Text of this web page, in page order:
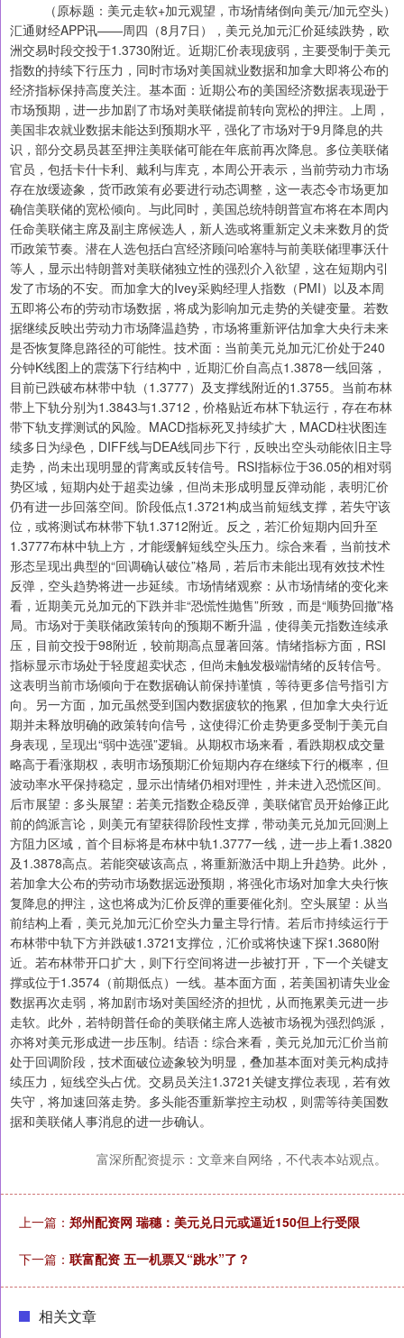
（原标题：美元走软+加元观望，市场情绪倒向美元/加元空头）
汇通财经APP讯——周四（8月7日），美元兑加元汇价延续跌势，欧
洲交易时段交投于1.3730附近。近期汇价表现疲弱，主要受制于美元
指数的持续下行压力，同时市场对美国就业数据和加拿大即将公布的
经济指标保持高度关注。基本面：近期公布的美国经济数据表现逊于
市场预期，进一步加剧了市场对美联储提前转向宽松的押注。上周，
美国非农就业数据未能达到预期水平，强化了市场对于9月降息的共
识，部分交易员甚至押注美联储可能在年底前再次降息。多位美联储
官员，包括卡什卡利、戴利与库克，本周公开表示，当前劳动力市场
存在放缓迹象，货币政策有必要进行动态调整，这一表态令市场更加
确信美联储的宽松倾向。与此同时，美国总统特朗普宣布将在本周内
任命美联储主席及副主席候选人，新人选或将重新定义未来数月的货
币政策节奏。潜在人选包括白宫经济顾问哈塞特与前美联储理事沃什
等人，显示出特朗普对美联储独立性的强烈介入欲望，这在短期内引
发了市场的不安。而加拿大的Ivey采购经理人指数（PMI）以及本周
五即将公布的劳动市场数据，将成为影响加元走势的关键变量。若数
据继续反映出劳动力市场降温趋势，市场将重新评估加拿大央行未来
是否恢复降息路径的可能性。技术面：当前美元兑加元汇价处于240
分钟K线图上的震荡下行结构中，近期汇价自高点1.3878一线回落，
目前已跌破布林带中轨（1.3777）及支撑线附近的1.3755。当前布林
带上下轨分别为1.3843与1.3712，价格贴近布林下轨运行，存在布林
带下轨支撑测试的风险。MACD指标死叉持续扩大，MACD柱状图连
续多日为绿色，DIFF线与DEA线同步下行，反映出空头动能依旧主导
走势，尚未出现明显的背离或反转信号。RSI指标位于36.05的相对弱
势区域，短期内处于超卖边缘，但尚未形成明显反弹动能，表明汇价
仍有进一步回落空间。阶段低点1.3721构成当前短线支撑，若失守该
位，或将测试布林带下轨1.3712附近。反之，若汇价短期内回升至
1.3777布林中轨上方，才能缓解短线空头压力。综合来看，当前技术
形态呈现出典型的“回调确认破位”格局，若后市未能出现有效技术性
反弹，空头趋势将进一步延续。市场情绪观察：从市场情绪的变化来
看，近期美元兑加元的下跌并非“恐慌性抛售”所致，而是“顺势回撤”格
局。市场对于美联储政策转向的预期不断升温，使得美元指数连续承
压，目前交投于98附近，较前期高点显著回落。情绪指标方面，RSI
指标显示市场处于轻度超卖状态，但尚未触发极端情绪的反转信号。
这表明当前市场倾向于在数据确认前保持谨慎，等待更多信号指引方
向。另一方面，加元虽然受到国内数据疲软的拖累，但加拿大央行近
期并未释放明确的政策转向信号，这使得汇价走势更多受制于美元自
身表现，呈现出“弱中选强”逻辑。从期权市场来看，看跌期权成交量
略高于看涨期权，表明市场预期汇价短期内存在继续下行的概率，但
波动率水平保持稳定，显示出情绪仍相对理性，并未进入恐慌区间。
后市展望：多头展望：若美元指数企稳反弹，美联储官员开始修正此
前的鸽派言论，则美元有望获得阶段性支撑，带动美元兑加元回测上
方阻力区域，首个目标将是布林中轨1.3777一线，进一步上看1.3820
及1.3878高点。若能突破该高点，将重新激活中期上升趋势。此外，
若加拿大公布的劳动市场数据远逊预期，将强化市场对加拿大央行恢
复降息的押注，这也将成为汇价反弹的重要催化剂。空头展望：从当
前结构上看，美元兑加元汇价空头力量主导行情。若后市持续运行于
布林带中轨下方并跌破1.3721支撑位，汇价或将快速下探1.3680附
近。若布林带开口扩大，则下行空间将进一步被打开，下一个关键支
撑或位于1.3574（前期低点）一线。基本面方面，若美国初请失业金
数据再次走弱，将加剧市场对美国经济的担忧，从而拖累美元进一步
走软。此外，若特朗普任命的美联储主席人选被市场视为强烈鸽派，
亦将对美元形成进一步压制。结语：综合来看，美元兑加元汇价当前
处于回调阶段，技术面破位迹象较为明显，叠加基本面对美元构成持
续压力，短线空头占优。交易员关注1.3721关键支撑位表现，若有效
失守，将加速回落走势。多头能否重新掌控主动权，则需等待美国数
据和美联储人事消息的进一步确认。
富深所配资提示：文章来自网络，不代表本站观点。
上一篇： 郑州配资网 瑞穗：美元兑日元或逼近150但上行受限
下一篇： 联富配资 五一机票又“跳水”了？
相关文章